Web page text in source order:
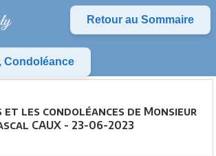
Retour au Sommaire
Condoléance
et les condoléances de Monsieur
CAUX - 23-06-2023